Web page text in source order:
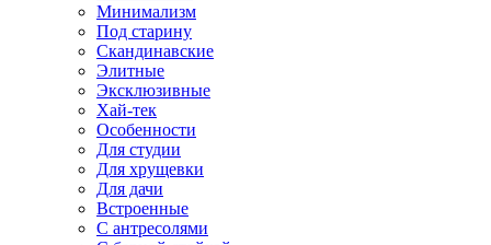
Минимализм
Под старину
Скандинавские
Элитные
Эксклюзивные
Хай-тек
Особенности
Для студии
Для хрущевки
Для дачи
Встроенные
С антресолями